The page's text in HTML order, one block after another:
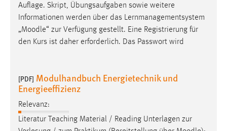
Auflage. Skript, Übungsaufgaben sowie weitere
Informationen werden über das Lernmanagementsystem
„Moodle“ zur Verfügung gestellt. Eine Registrierung für
den Kurs ist daher erforderlich. Das Passwort wird
[PDF] Modulhandbuch Energietechnik und
Energieeffizienz
Relevanz:
Literatur Teaching Material / Reading Unterlagen zur